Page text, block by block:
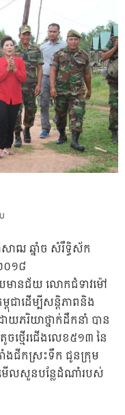
ាឍ ឆ្នាំច សំរឹទ្ធិស័ក
០១៨
យមានជ័យ​ លោកជំទាវម៉ៅ
ជាដើម្បីសន្តិភាពនិង
ភរិយាថ្នាក់ដឹកនាំ បាន
ថ្មើរជើងលេខ៥១៣ នៃ
ងជីកស្រះទឹក​ ជូនក្រុម
ើលសួនបន្លែដំណាំរបស់